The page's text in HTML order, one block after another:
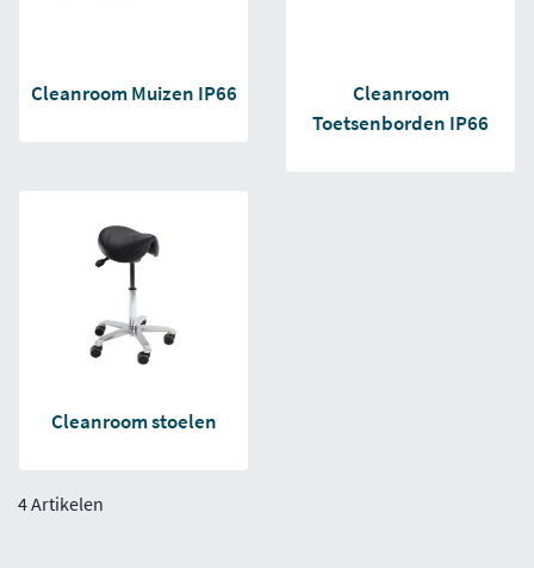
Cleanroom Muizen IP66
Cleanroom
Toetsenborden IP66
Cleanroom stoelen
4 Artikelen